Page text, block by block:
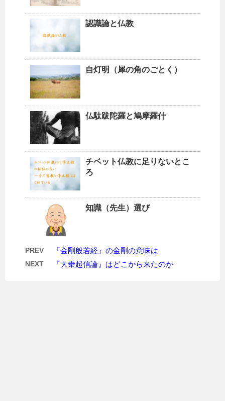
認識論と仏教
自灯明（犀の角のごとく）
仏駄跋陀羅と鳩摩羅什
チベット仏教に足りないとこ
ろ
知識（先生）選び
PREV 『金剛般若経』の金剛の意味は
NEXT 『大乗起信論』はどこから来たのか